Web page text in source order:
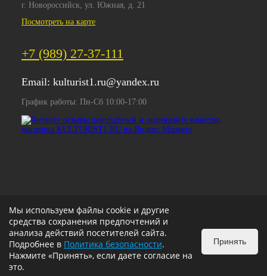
г. Новороссийск, ул. Южная, д. 21
Посмотреть на карте
+7 (989) 27-37-111
Email: kulturist1.ru@yandex.ru
График работы: Пн-Сб 10:00-17:00
Мы используем файлы cookie и другие
средства сохранения предпочтений и
анализа действий посетителей сайта.
Подробнее в Политика безопасности.
Нажмите «Принять», если даете согласие на
это.
Принять